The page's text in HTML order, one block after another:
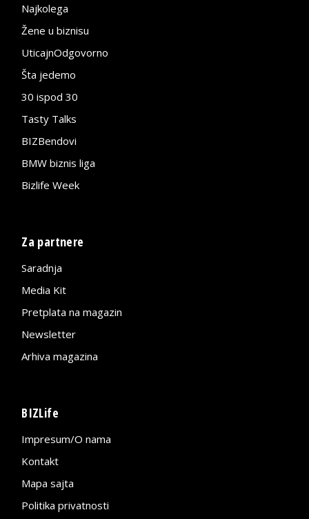
Najkolega
Žene u biznisu
UticajnOdgovorno
Šta jedemo
30 ispod 30
Tasty Talks
BIZBendovi
BMW biznis liga
Bizlife Week
Za partnere
Saradnja
Media Kit
Pretplata na magazin
Newsletter
Arhiva magazina
BIZLife
Impresum/O nama
Kontakt
Mapa sajta
Politika privatnosti